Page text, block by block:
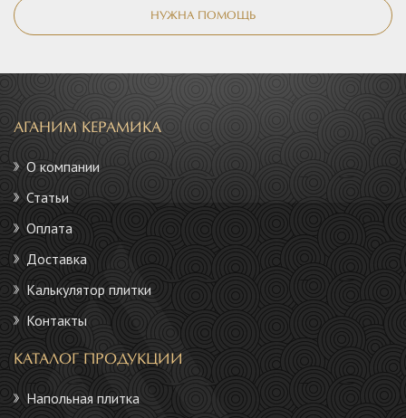
НУЖНА ПОМОЩЬ
АГАНИМ КЕРАМИКА
О компании
Статьи
Оплата
Доставка
Калькулятор плитки
Контакты
КАТАЛОГ ПРОДУКЦИИ
Напольная плитка